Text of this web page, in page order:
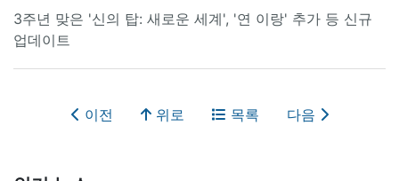
3주년 맞은 '신의 탑: 새로운 세계', '연 이랑' 추가 등 신규
업데이트
이전 위로 목록 다음